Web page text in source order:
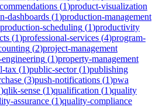
(1)product-visualization
dashboards (1)production-management
production-scheduling (1)productivity
(1)professional-services (4)program-
(2)project-management
(1)property-management
tax (1)public-sector(1)publishing
(3)push-notifications (1)pwa
)qlik-sense (1)qualification (1)quality
assurance (1)quality-compliance